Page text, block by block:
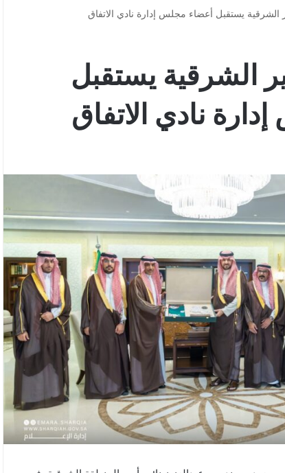
الشرقية يستقبل أعضاء مجلس إدارة نادي الاتفاق
الشرقية يستقبل
نادي الاتفاق